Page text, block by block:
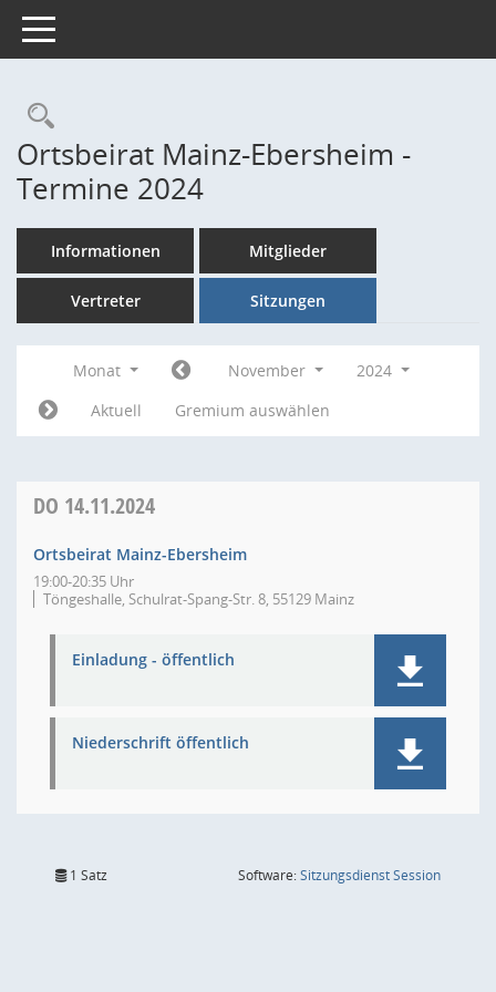
Toggle navigation
Rechercheauswahl
Ortsbeirat Mainz-Ebersheim -
Termine 2024
Informationen Mitglieder
Vertreter Sitzungen
Monat November
2024
Aktuell
Gremium auswählen
DO 14.11.2024
Ortsbeirat Mainz-Ebersheim
19:00-20:35 Uhr
Töngeshalle, Schulrat-Spang-Str. 8, 55129 Mainz
Einladung - öffentlich
Niederschrift öffentlich
1 Satz Software:SitzungsdienstSession(Wird in